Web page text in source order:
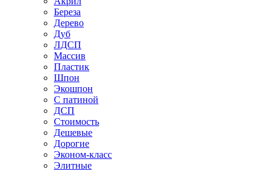
Береза
Дерево
Дуб
ЛДСП
Массив
Пластик
Шпон
Экошпон
С патиной
ДСП
Стоимость
Дешевые
Дорогие
Эконом-класс
Элитные